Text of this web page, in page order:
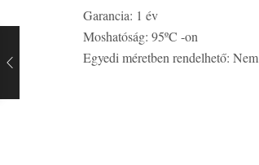
Garancia: 1 év
Moshatóság: 95ºC -on
Egyedi méretben rendelhető: Nem